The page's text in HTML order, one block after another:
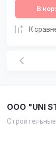
В
К
OOO "UNI